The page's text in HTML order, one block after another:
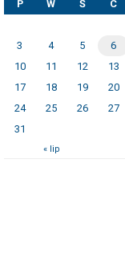
P W Ś C
3
4 5 6
10
11 12 13
17
18 19 20
24
25 26 27
31
« lip